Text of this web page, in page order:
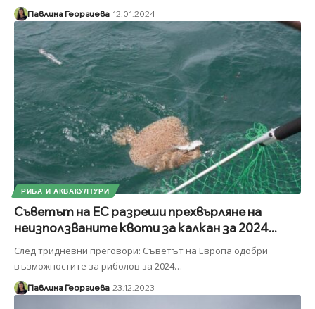
Павлина Георгиева 12.01.2024
РИБА И АКВАКУЛТУРИ
Съветът на ЕС разреши прехвърляне на
неизползваните квоти за калкан за 2024...
След тридневни преговори: Съветът на Европа одобри
възможностите за риболов за 2024…
Павлина Георгиева 23.12.2023